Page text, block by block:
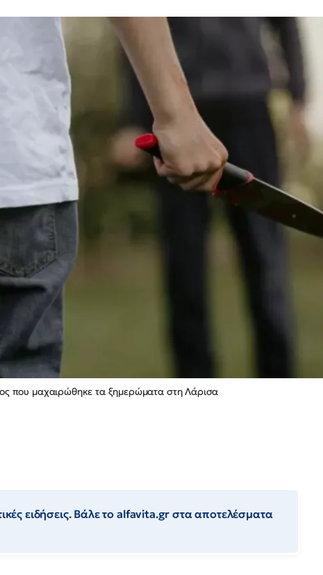
που μαχαιρώθηκε τα ξημερώματα στη Λάρισα
ειδήσεις. Βάλε το alfavita.gr στα αποτελέσματα